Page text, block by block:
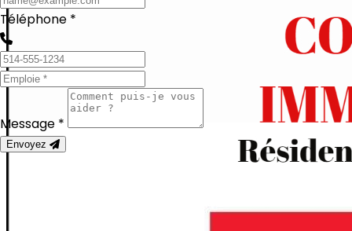
Téléphone *
Message *
Envoyez